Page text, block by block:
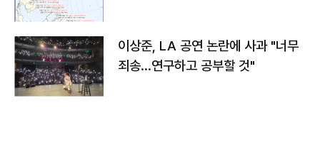
이상준, LA 공연 논란에 사과 "너무
죄송…연구하고 공부할 것"